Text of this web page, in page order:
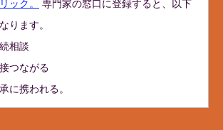
ック。
専門家の窓口に登録すると、以下
ります。
相談
つながる
に携われる。